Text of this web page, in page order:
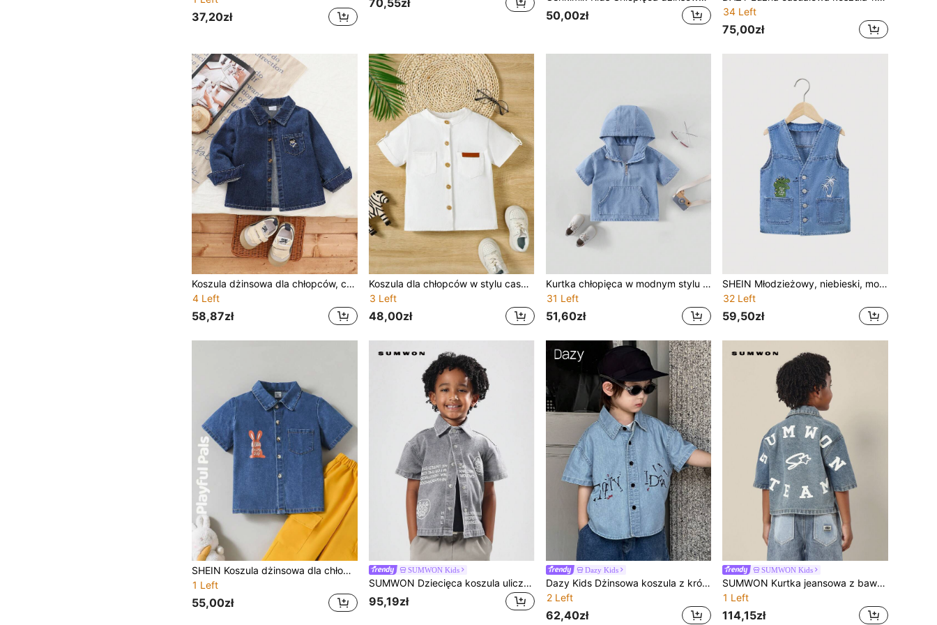
37,20zł 50,00zł
34 Left
75,00zł
Koszula dżinsowa dla chłopców, casualowa, modna, uliczna, z haftem i kieszonką, z kreskówkowym wzorem, z długim rękawem, jesień/wiosna
4 Left
58,87zł
Koszula dla chłopców w stylu casual school w kolorze białym z odkrytymi ramionami, z krótkim rękawem i otwartym przodem, tkana, sprana, dżinsowa, z kieszeniami i ozdobnymi kieszeniami
3 Left
48,00zł
Kurtka chłopięca w modnym stylu ulicznym, w kolorze średniego niebieskiego, spranego dżinsu, z zamkiem błyskawicznym, półplisą i kapturem
31 Left
51,60zł
SHEIN Młodzieżowy, niebieski, modny, swobodny, uroczy dinozaur i świąteczny wzór drzewa kokosowego, haft, wygodny, luźny, dżinsowy top bez rękawów, idealny na wakacje i do noszenia na co dzień, do szkoły
32 Left
59,50zł
SHEIN Koszula dżinsowa dla chłopca z nadrukiem w kształcie królika z kreskówkowym motywem, krótkim rękawem i kieszenią, letnia bluzka na Wielkanoc
1 Left
55,00zł
SUMWON Kids
SUMWON Dziecięca koszula uliczna w kolorze szarym z dżinsu, zapinana na guziki, z krótkim rękawem, grafiką z przodu i z tyłu oraz nadrukowanym tekstem. Regularny krój, miejska moda, codzienna odzież.
95,19zł
Dazy Kids
Dazy Kids Dżinsowa koszula z krótkim rękawem z nadrukiem i odkładanym kołnierzem dla młodych chłopców
2 Left
62,40zł
SUMWON Kids
SUMWON Kurtka jeansowa z bawełny na lato z krótkim rękawem, pudełkowa, uniwersalna, z nadrukiem w litery, drużynowa, swobodna, uliczna, kołnierzyk, guziki, chłopięca, dziecięca, młodzieżowa, modna
1 Left
114,15zł